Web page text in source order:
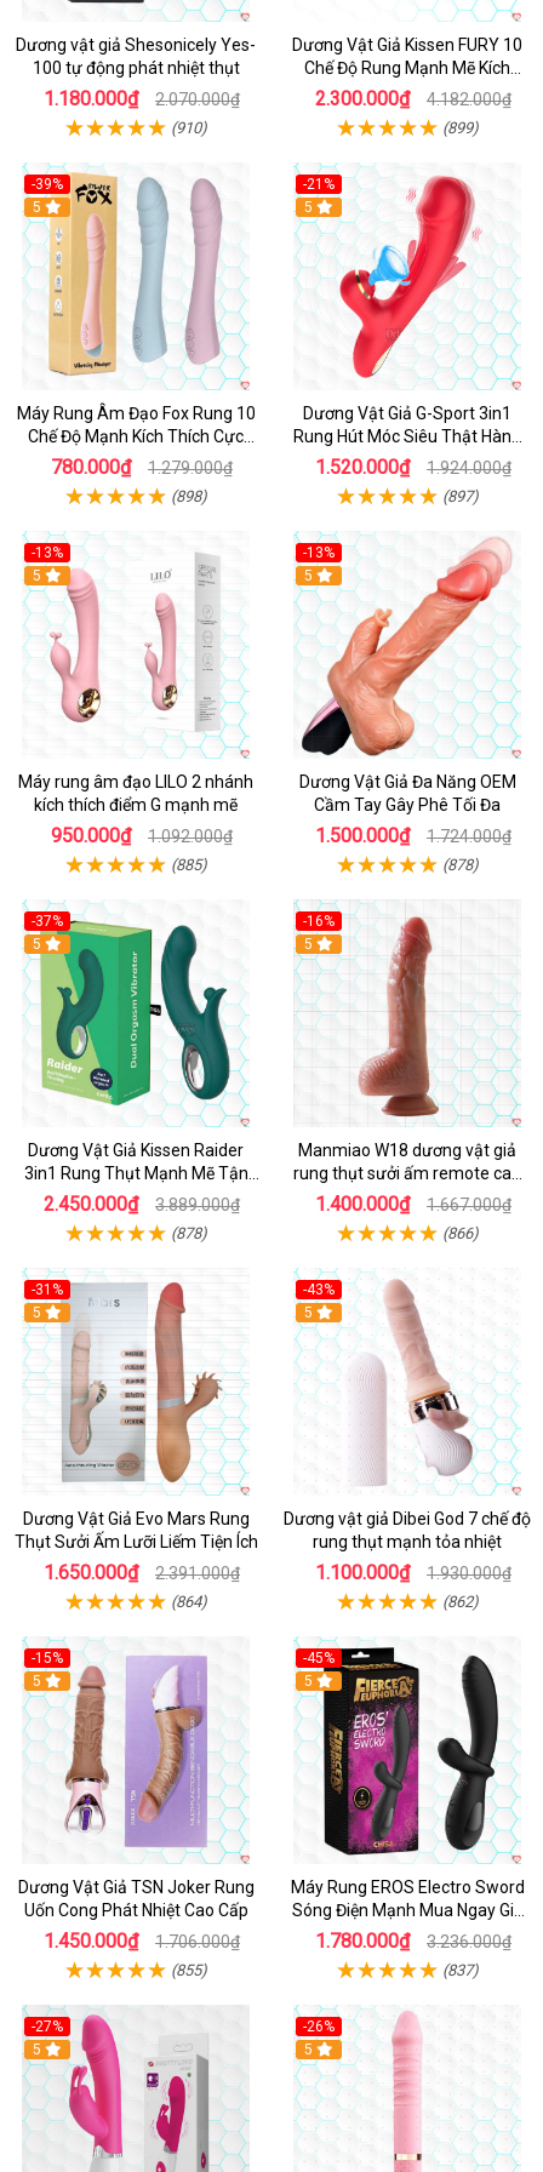
Dương vật giả Shesonicely Yes-
100 tự động phát nhiệt thụt
1.180.000₫ 2.070.000₫
(910)
Dương Vật Giả Kissen FURY 10
Chế Độ Rung Mạnh Mẽ Kích
Thích
2.300.000₫ 4.182.000₫
(899)
-39%
Hot
5
Máy Rung Âm Đạo Fox Rung 10
Chế Độ Mạnh Kích Thích Cực
Sướng
780.000₫ 1.279.000₫
(898)
-21%
Hot
5
Dương Vật Giả G-Sport 3in1
Rung Hút Móc Siêu Thật Hàng
Hot
1.520.000₫ 1.924.000₫
(897)
-13%
Hot
5
Máy rung âm đạo LILO 2 nhánh
kích thích điểm G mạnh mẽ
950.000₫ 1.092.000₫
(885)
-13%
Hot
5
Dương Vật Giả Đa Năng OEM
Cầm Tay Gây Phê Tối Đa
1.500.000₫ 1.724.000₫
(878)
-37%
Hot
5
Dương Vật Giả Kissen Raider
3in1 Rung Thụt Mạnh Mẽ Tận
Hưởng
2.450.000₫ 3.889.000₫
(878)
-16%
Hot
5
Manmiao W18 dương vật giả
rung thụt sưởi ấm remote cao
cấp
1.400.000₫ 1.667.000₫
(866)
-31%
5
Dương Vật Giả Evo Mars Rung
Thụt Sưởi Ấm Lưỡi Liếm Tiện Ích
1.650.000₫ 2.391.000₫
(864)
-43%
Hot
5
Dương vật giả Dibei God 7 chế độ
rung thụt mạnh tỏa nhiệt
1.100.000₫ 1.930.000₫
(862)
-15%
5
Dương Vật Giả TSN Joker Rung
Uốn Cong Phát Nhiệt Cao Cấp
1.450.000₫ 1.706.000₫
(855)
-45%
5
Máy Rung EROS Electro Sword
Sóng Điện Mạnh Mua Ngay Giá
Tốt
1.780.000₫ 3.236.000₫
(837)
-27%
Hot
5
-26%
Hot
5